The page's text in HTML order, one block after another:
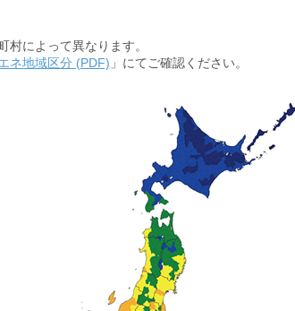
によって異なります。
ネ地域区分 (PDF) 」にてご確認ください。
率とは
介して室内外の温度差のみで熱移動が生じる際、
室内外の温度差を1℃とした場合に単位時間、単位
いほど断熱性に優れています。
とは
蔽性が高いことになります。